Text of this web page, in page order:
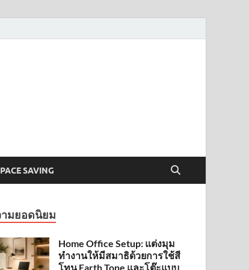
SAVING
มยอดนิยม
Home Office Setup: แต่งมุม
ทำงานให้มีสมาธิด้วยการใช้สี
โทน Earth Tone และโต๊ะแบบ